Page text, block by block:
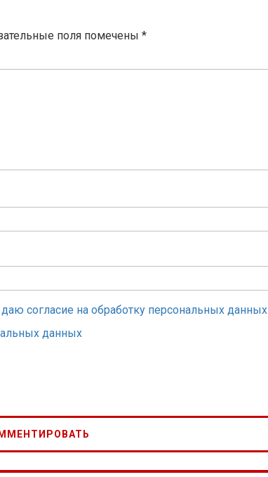
поля помечены *
даю согласие на обработку персональных данных
данных